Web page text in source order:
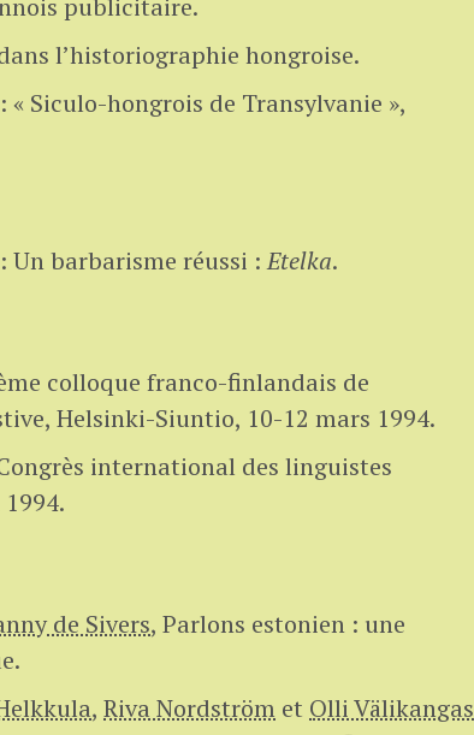
l’historiographie hongroise.
: « Siculo-hongrois de Transylvanie »,
: Un barbarisme réussi :Etelka.
colloque franco-finlandais de
Helsinki-Siuntio, 10-12 mars 1994.
international des linguistes
de Sivers, Parlons estonien : une
, Riva Nordström et Olli Välikangas